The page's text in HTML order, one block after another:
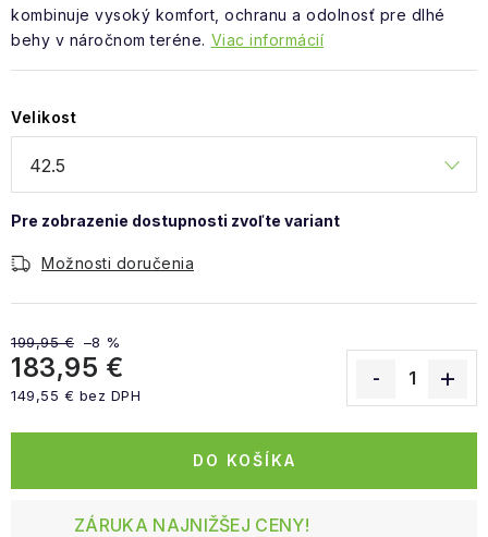
kombinuje vysoký komfort, ochranu a odolnosť pre dlhé
behy v náročnom teréne. Viac informácií
Velikost
Možnosti doručenia
199,95 € –8 %
183,95 €
149,55 € bez DPH
DO KOŠÍKA
ZÁRUKA NAJNIŽŠEJ CENY!